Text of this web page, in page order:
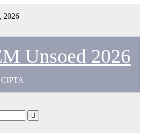
2026
Unsoed 2026